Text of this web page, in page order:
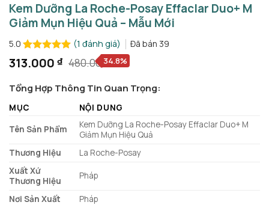
Kem Dưỡng La Roche-Posay Effaclar Duo+ M
Giảm Mụn Hiệu Quả – Mẫu Mới
5.0
5.0trên 5
dựa trên
1
(1 đánh giá) Đã bán 39
480.000₫
Giá
gốc
là:
480.000 ₫.
313.000 ₫
Giá
hiện
tại
là:
313.000 ₫.
34.8%
Tổng Hợp Thông Tin Quan Trọng:
MỤC
NỘI DUNG
Tên Sản Phẩm
Kem Dưỡng La Roche-Posay Effaclar Duo+ M
Giảm Mụn Hiệu Quả
Thương Hiệu
La Roche-Posay
Xuất Xứ
Thương Hiệu
Pháp
Nơi Sản Xuất
Pháp